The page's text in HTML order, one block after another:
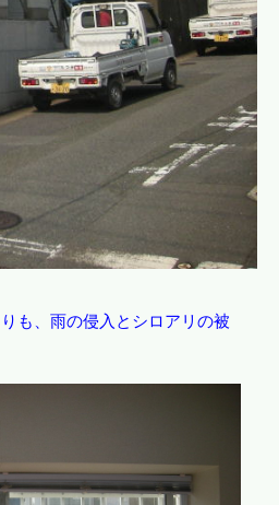
も、雨の侵入とシロアリの被